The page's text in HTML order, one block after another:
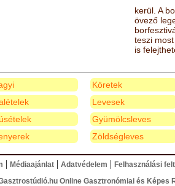
kerül. A
övező
teszi most
is
Köretek
Levesek
Gyümölcsleves
Zöldségleves
| Médiaajánlat| Adatvédelem | Felhasználási
Online Gasztronómiai és Képes